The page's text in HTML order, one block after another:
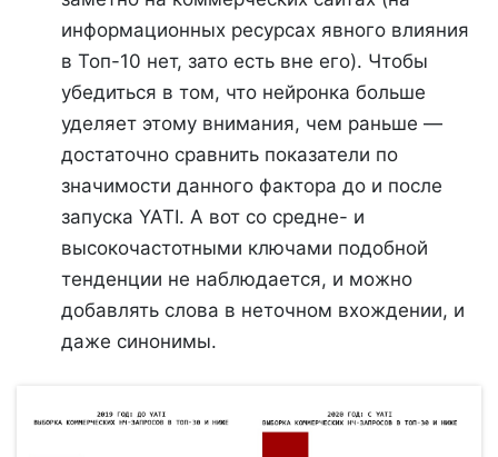
информационных ресурсах явного влияния
в Топ-10 нет, зато есть вне его). Чтобы
убедиться в том, что нейронка больше
уделяет этому внимания, чем раньше —
достаточно сравнить показатели по
значимости данного фактора до и после
запуска YATI. А вот со средне- и
высокочастотными ключами подобной
тенденции не наблюдается, и можно
добавлять слова в неточном вхождении, и
даже синонимы.